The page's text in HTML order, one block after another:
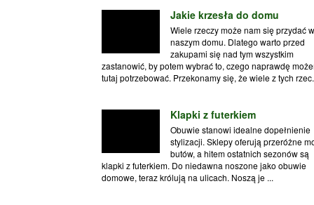
Jakie krzesła do domu
Wiele rzeczy może nam się przydać w
naszym domu. Dlatego warto przed
zakupami się nad tym wszystkim
zastanowić, by potem wybrać to, czego naprawdę
tutaj potrzebować. Przekonamy się, że wiele z tych
Klapki z futerkiem
Obuwie stanowi idealne dopełnienie
stylizacji. Sklepy oferują przeróżne
butów, a hitem ostatnich sezonów są
klapki z futerkiem. Do niedawna noszone jako obuwie
domowe, teraz królują na ulicach. Noszą je ...